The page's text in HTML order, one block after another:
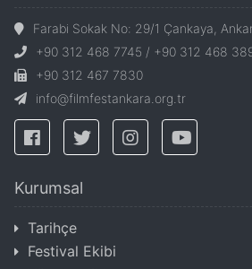
Farabi Sokak No: 29/1 Çankaya,
+90 312 468 7745 / +90 312 468
+90 312 467 7830
info@filmfestankara.org.tr
Kurumsal
Tarihçe
Festival Ekibi